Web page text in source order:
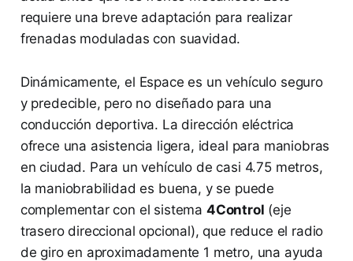
requiere una breve adaptación para realizar
frenadas moduladas con suavidad.
Dinámicamente, el Espace es un vehículo seguro
y predecible, pero no diseñado para una
conducción deportiva. La dirección eléctrica
ofrece una asistencia ligera, ideal para maniobras
en ciudad. Para un vehículo de casi 4.75 metros,
la maniobrabilidad es buena, y se puede
complementar con el sistema 4Control (eje
trasero direccional opcional), que reduce el radio
de giro en aproximadamente 1 metro, una ayuda